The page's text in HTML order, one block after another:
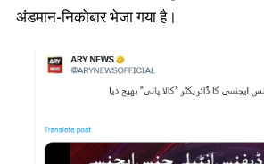
अंडमान-निकोबार भेजा गया है।